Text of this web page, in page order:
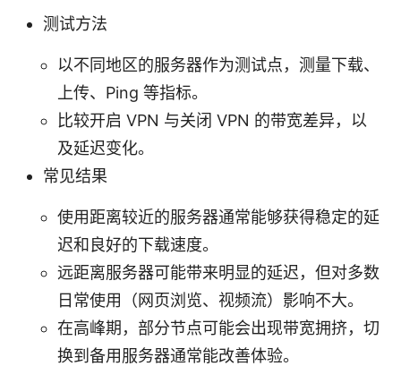
测试方法
以不同地区的服务器作为测试点，测量下载、
上传、Ping 等指标。
比较开启 VPN 与关闭 VPN 的带宽差异，以
及延迟变化。
常见结果
使用距离较近的服务器通常能够获得稳定的延
迟和良好的下载速度。
远距离服务器可能带来明显的延迟，但对多数
日常使用（网页浏览、视频流）影响不大。
在高峰期，部分节点可能会出现带宽拥挤，切
换到备用服务器通常能改善体验。